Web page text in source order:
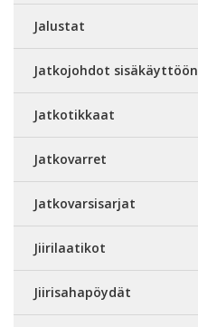
Jalustat
Jatkojohdot sisäkäyttöön
Jatkotikkaat
Jatkovarret
Jatkovarsisarjat
Jiirilaatikot
Jiirisahapöydät